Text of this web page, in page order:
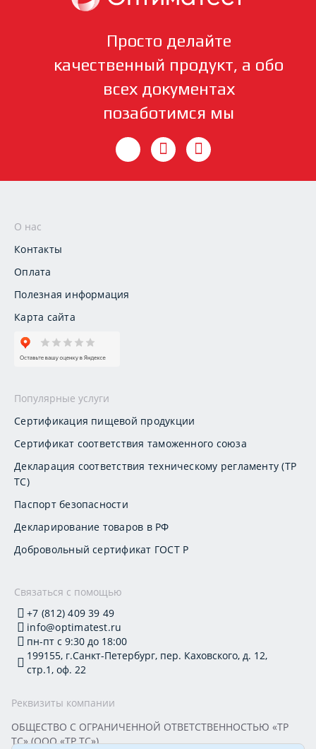
Просто делайте
качественный продукт, а обо
всех документах
позаботимся мы
О нас
Контакты
Оплата
Полезная информация
Карта сайта
Популярные услуги
Сертификация пищевой продукции
Сертификат соответствия таможенного союза
Декларация соответствия техническому регламенту (ТР
ТС)
Паспорт безопасности
Декларирование товаров в РФ
Добровольный сертификат ГОСТ Р
Связаться с помощью
+7 (812) 409 39 49
info@optimatest.ru
пн-пт с 9:30 до 18:00
199155, г.Санкт-Петербург, пер. Каховского, д. 12,
стр.1, оф. 22
Реквизиты компании
ОБЩЕСТВО С ОГРАНИЧЕННОЙ ОТВЕТСТВЕННОСТЬЮ «ТР
ТС» (ООО «ТР ТС»)